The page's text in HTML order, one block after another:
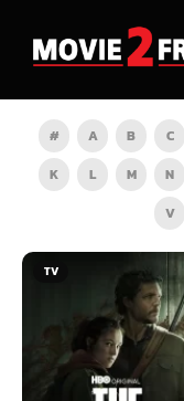
# A B C
K
L M N
V
TV